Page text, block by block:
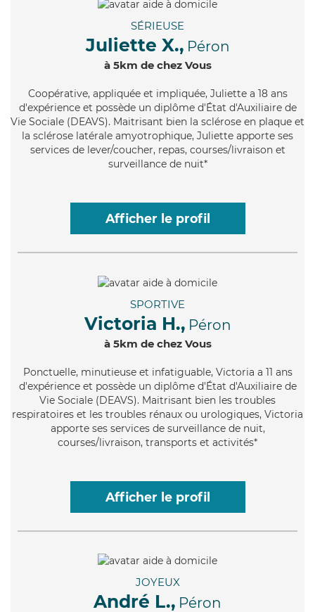
SÉRIEUSE
Juliette X., Péron
à 5km de chez Vous
Coopérative, appliquée et impliquée, Juliette a 18 ans
d'expérience et possède un diplôme d'État d'Auxiliaire de
Vie Sociale (DEAVS). Maitrisant bien la sclérose en plaque et
la sclérose latérale amyotrophique, Juliette apporte ses
services de lever/coucher, repas, courses/livraison et
surveillance de nuit*
Afficher le profil
SPORTIVE
Victoria H., Péron
à 5km de chez Vous
Ponctuelle, minutieuse et infatiguable, Victoria a 11 ans
d'expérience et possède un diplôme d'État d'Auxiliaire de
Vie Sociale (DEAVS). Maitrisant bien les troubles
respiratoires et les troubles rénaux ou urologiques, Victoria
apporte ses services de surveillance de nuit,
courses/livraison, transports et activités*
Afficher le profil
JOYEUX
André L., Péron